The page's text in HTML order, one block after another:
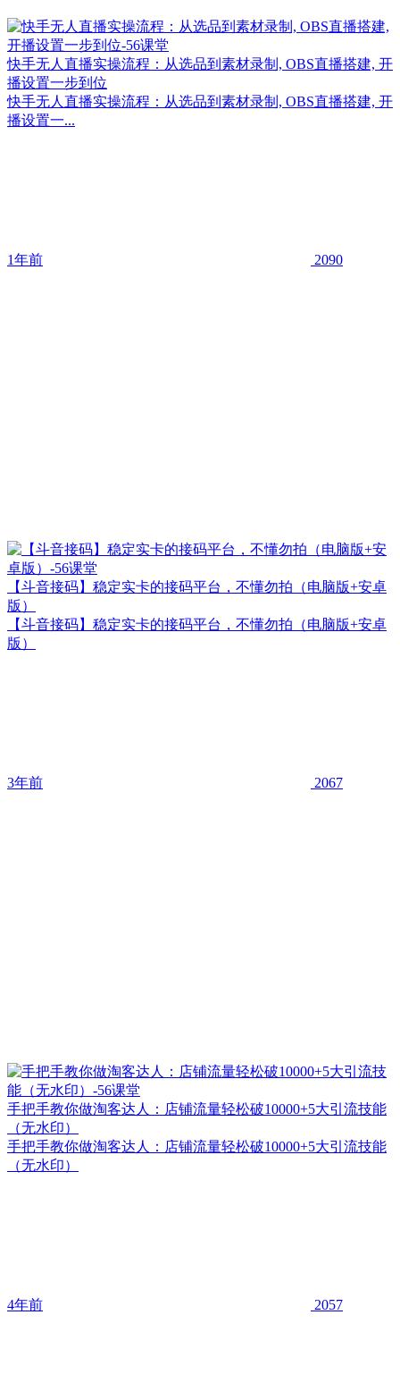
快手无人直播实操流程：从选品到素材录制, OBS直播搭建, 开
播设置一步到位
快手无人直播实操流程：从选品到素材录制, OBS直播搭建, 开
播设置一...
1年前 2090
【斗音接码】稳定实卡的接码平台，不懂勿拍（电脑版+安卓
版）
【斗音接码】稳定实卡的接码平台，不懂勿拍（电脑版+安卓
版）
3年前 2067
手把手教你做淘客达人：店铺流量轻松破10000+5大引流技能
（无水印）
手把手教你做淘客达人：店铺流量轻松破10000+5大引流技能
（无水印）
4年前 2057